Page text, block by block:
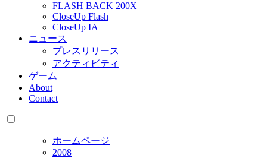
FLASH BACK 200X
CloseUp Flash
CloseUp IA
ニュース
プレスリリース
アクティビティ
ゲーム
About
Contact
ホームページ
2008